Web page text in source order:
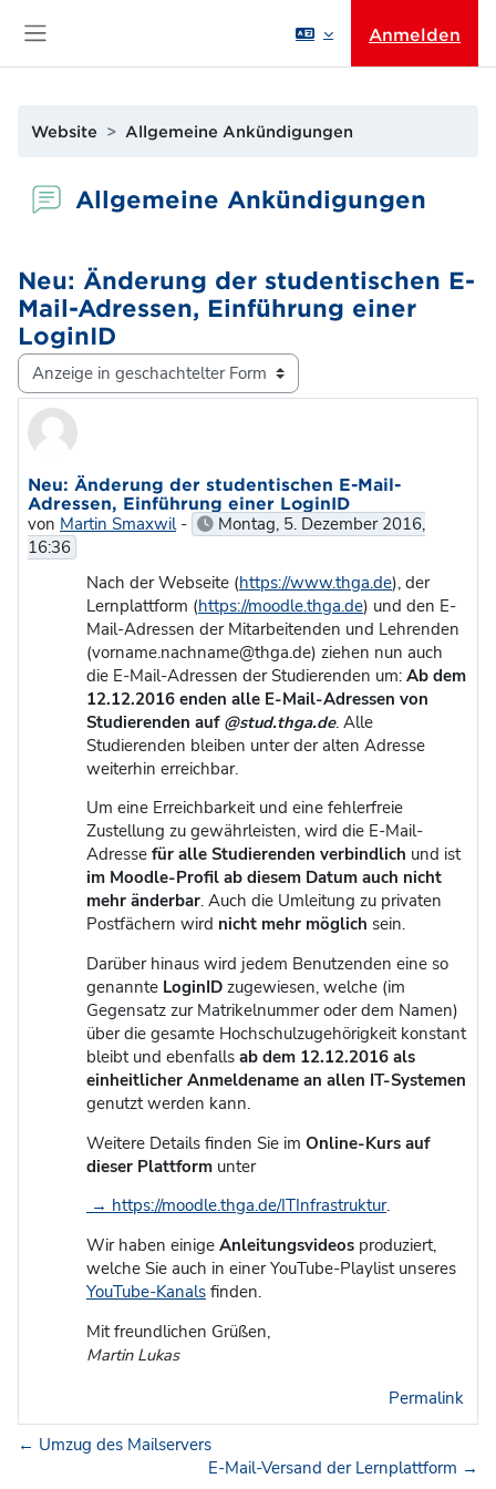
Anmelden
Website Allgemeine Ankündigungen
Allgemeine Ankündigungen
Neu: Änderung der studentischen E-
Mail-Adressen, Einführung einer
LoginID
Anzeigemodus
Neu: Änderung der studentischen E-Mail-
Adressen, Einführung einer LoginID
von Martin Smaxwil-
Montag, 5. Dezember 2016,
16:36
Nach der Webseite (https://www.thga.de), der
Lernplattform (https://moodle.thga.de) und den E-
Mail-Adressen der Mitarbeitenden und Lehrenden
(vorname.nachname@thga.de) ziehen nun auch
die E-Mail-Adressen der Studierenden um: Ab dem
12.12.2016 enden alle E-Mail-Adressen von
Studierenden auf @stud.thga.de. Alle
Studierenden bleiben unter der alten Adresse
weiterhin erreichbar.
Um eine Erreichbarkeit und eine fehlerfreie
Zustellung zu gewährleisten, wird die E-Mail-
Adresse für alle Studierenden verbindlich und ist
im Moodle-Profil ab diesem Datum auch nicht
mehr änderbar. Auch die Umleitung zu privaten
Postfächern wird nicht mehr möglich sein.
Darüber hinaus wird jedem Benutzenden eine so
genannte LoginID zugewiesen, welche (im
Gegensatz zur Matrikelnummer oder dem Namen)
über die gesamte Hochschulzugehörigkeit konstant
bleibt und ebenfalls ab dem 12.12.2016 als
einheitlicher Anmeldename an allen IT-Systemen
genutzt werden kann.
Weitere Details finden Sie im Online-Kurs auf
dieser Plattform unter
→ https://moodle.thga.de/ITInfrastruktur.
Wir haben einige Anleitungsvideos produziert,
welche Sie auch in einer YouTube-Playlist unseres
YouTube-Kanals finden.
Mit freundlichen Grüßen,
Martin Lukas
Permalink
← Umzug des Mailservers
E-Mail-Versand der Lernplattform →